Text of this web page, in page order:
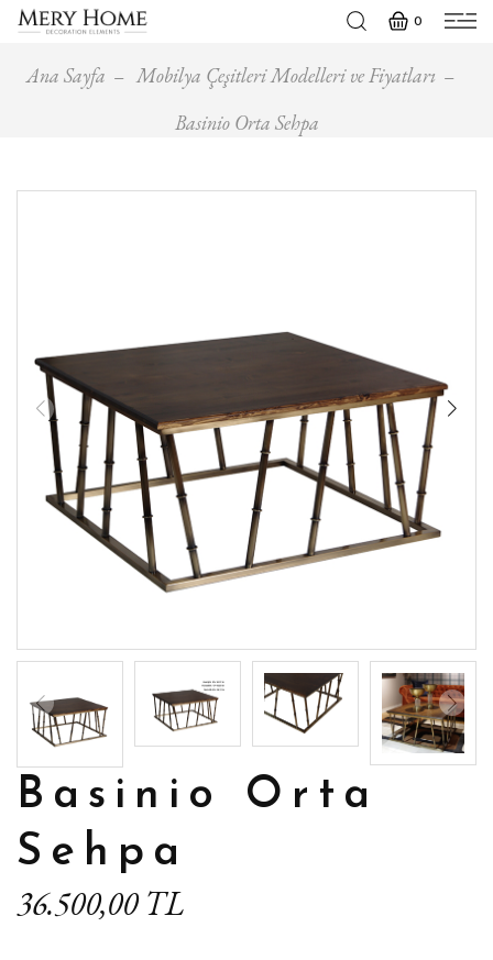
0
Ana Sayfa
Mobilya Çeşitleri Modelleri ve Fiyatları
Basinio Orta Sehpa
Basinio Orta
Sehpa
36.500,00 TL